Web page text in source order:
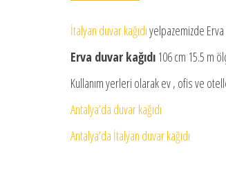
İtalyan duvar kağıdıyelpazemizde Erva
Erva duvar kağıdı 106 cm 15.5 m
Kullanım yerleri olarak ev , ofis ve
Antalya’da duvar kağıdı
Antalya’da İtalyan duvar kağıdı